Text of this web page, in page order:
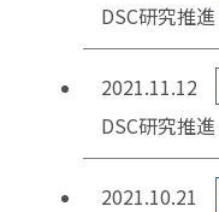
DSC研究推
2021.11.12
DSC研究推
2021.10.21